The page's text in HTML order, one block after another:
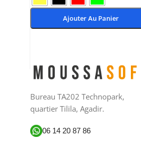
contact@moussasoft.com
moussasoft.diy
Ajouter Au Panier
Bureau TA202 Technopark,
quartier Tilila, Agadir.
06 14 20 87 86